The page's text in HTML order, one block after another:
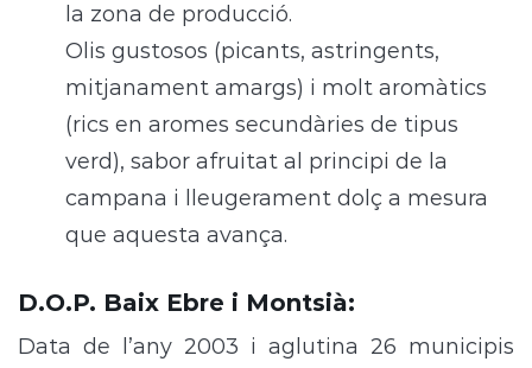
la zona de producció.
Olis gustosos (picants, astringents,
mitjanament amargs) i molt aromàtics
(rics en aromes secundàries de tipus
verd), sabor afruitat al principi de la
campana i lleugerament dolç a mesura
que aquesta avança.
D.O.P. Baix Ebre i Montsià:
Data de l’any 2003 i aglutina 26 municipis